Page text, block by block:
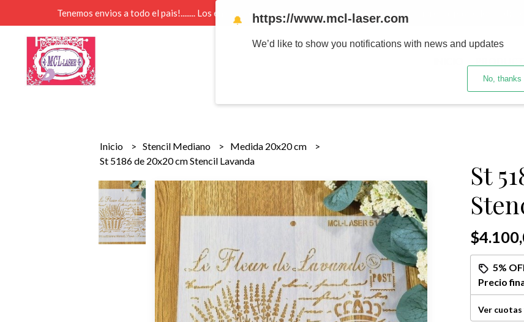
Tenemos envios a todo el pais!........ Los envios Por MENOR se realizan 48 hs habiles porteriores al pago , los
Inicio Stencil Mediano
Medida 20x20 cm
St 5186 de 20x20 cm Stencil Lavanda
St
5%
Precio
Ver cuotas
🔔 https://www.mcl-laser.com
We’d like to show you notifications with news and updates
No, thanks